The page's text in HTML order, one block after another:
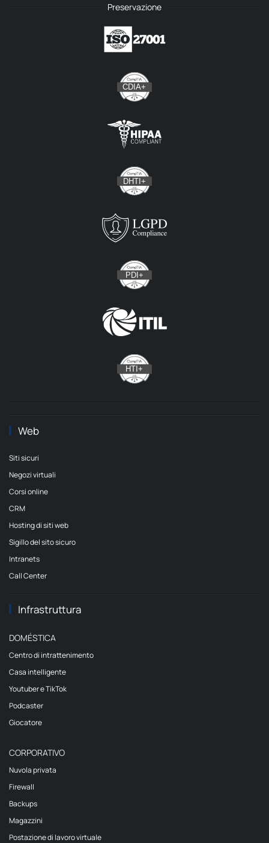
Preservazione
Web
Siti sicuri
Negozi virtuali
Corsi online
CRM
Hosting di siti web
Sigillo del sito sicuro
Intranets
Call Center
Infrastruttura
DOMÉSTICA
Centro di intrattenimento
Casa intelligente
Youtuber e TikTok
Podcaster
Giocatore
CORPORATIVO
Nuvola privata
Firewall
Backups
Magazzini
Postazione di lavoro virtuale